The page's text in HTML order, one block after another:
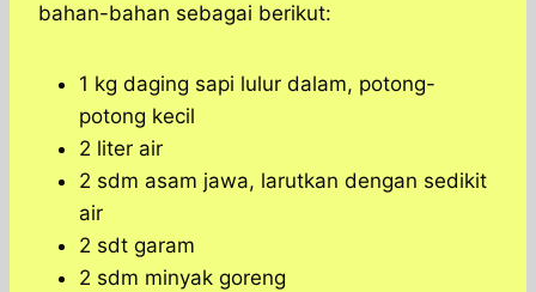
bahan-bahan sebagai berikut:
1 kg daging sapi lulur dalam, potong-
potong kecil
2 liter air
2 sdm asam jawa, larutkan dengan sedikit
air
2 sdt garam
2 sdm minyak goreng